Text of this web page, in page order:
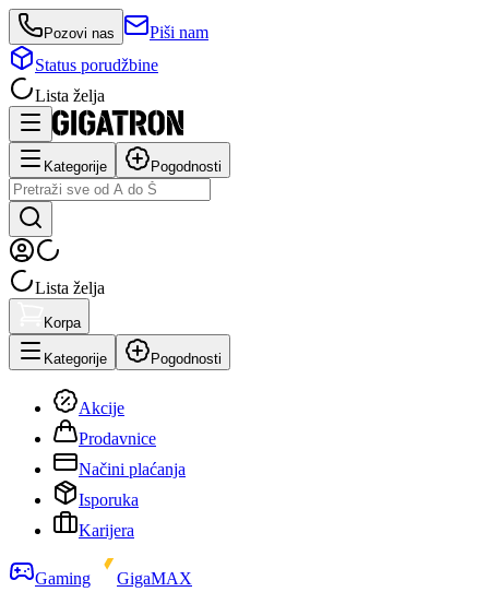
Pozovi nas
Piši nam
Status porudžbine
Lista želja
Kategorije Pogodnosti
Lista želja
Korpa
Kategorije Pogodnosti
Akcije
Prodavnice
Načini plaćanja
Isporuka
Karijera
Gaming
GigaMAX